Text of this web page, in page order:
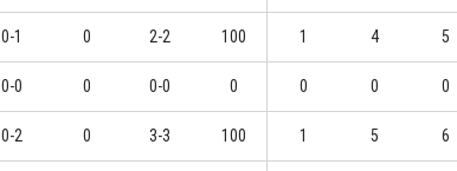
0-1 0 2-2 100 1 4 5
0-0 0 0-0 0 0 0 0
0-2 0 3-3 100 1 5 6